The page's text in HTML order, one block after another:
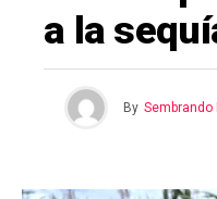
a la
By Sembrando